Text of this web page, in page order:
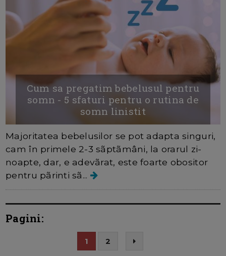
Cum sa pregatim bebelusul pentru
somn - 5 sfaturi pentru o rutina de
somn linistit
Majoritatea bebelusilor se pot adapta singuri,
cam în primele 2-3 sãptãmâni, la orarul zi-
noapte, dar, e adevãrat, este foarte obositor
pentru pãrinti sã...
Pagini:
1 2